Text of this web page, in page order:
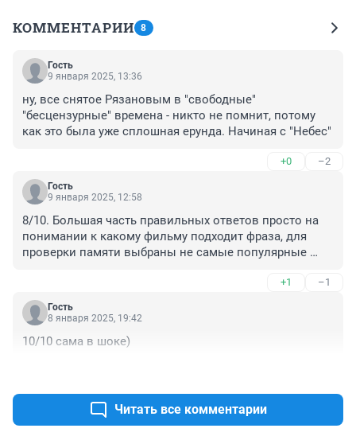
КОММЕНТАРИИ 8
Гость
9 января 2025, 13:36
ну, все снятое Рязановым в "свободные"
"бесцензурные" времена - никто не помнит, потому
как это была уже сплошная ерунда. Начиная с "Небес"
+0 –2
Гость
9 января 2025, 12:58
8/10. Большая часть правильных ответов просто на
понимании к какому фильму подходит фраза, для
проверки памяти выбраны не самые популярные
обетованные" - это, как говорится, кино на один раз,
чаще чем раз в 10 лет смотреть вряд ли будешь. Хотя,
конечно, о вкусах не спорят.
+1 –1
Гость
8 января 2025, 19:42
10/10 сама в шоке)
Читать все комментарии